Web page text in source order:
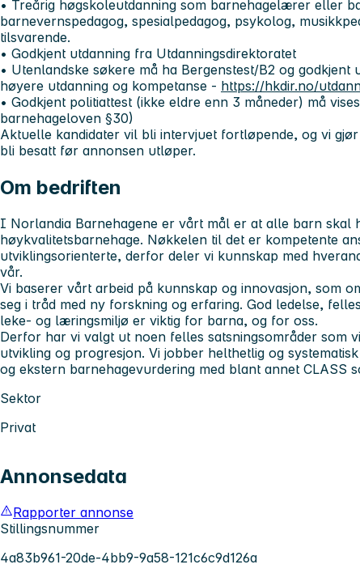
• Treårig høgskoleutdanning som barnehagelærer eller
barnevernspedagog, spesialpedagog, psykolog,
tilsvarende.
• Godkjent utdanning fra Utdanningsdirektoratet
• Utenlandske søkere må ha Bergenstest/B2 og
høyere utdanning og kompetanse - https://hkdir.no/
• Godkjent politiattest (ikke eldre enn 3 måneder) må
barnehageloven §30)
Aktuelle kandidater vil bli intervjuet fortløpende, og vi
bli besatt før annonsen utløper.
Om bedriften
I Norlandia Barnehagene er vårt mål er at alle barn skal
høykvalitetsbarnehage. Nøkkelen til det er kompetente
utviklingsorienterte, derfor deler vi kunnskap med
vår.
Vi baserer vårt arbeid på kunnskap og innovasjon, som
seg i tråd med ny forskning og erfaring. God ledelse,
leke- og læringsmiljø er viktig for barna, og for oss.
Derfor har vi valgt ut noen felles satsningsområder som
utvikling og progresjon. Vi jobber helthetlig og
og ekstern barnehagevurdering med blant annet CLASS
Sektor
Privat
Annonsedata
Rapporter annonse
Stillingsnummer
4a83b961-20de-4bb9-9a58-121c6c9d126a